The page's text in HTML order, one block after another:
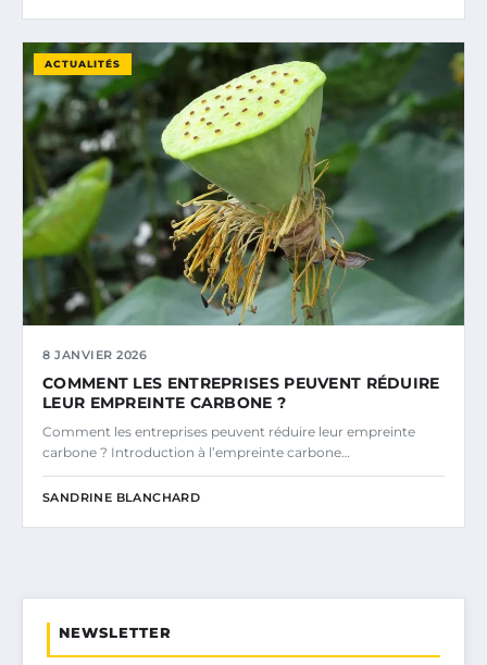
ACTUALITÉS
8 JANVIER 2026
COMMENT LES ENTREPRISES PEUVENT RÉDUIRE
LEUR EMPREINTE CARBONE ?
Comment les entreprises peuvent réduire leur empreinte
carbone ? Introduction à l’empreinte carbone…
SANDRINE BLANCHARD
NEWSLETTER